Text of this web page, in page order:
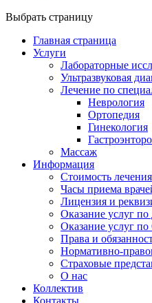
Выбрать страницу
Главная страница
Услуги
Лабораторные
Ультразвуковая
Лечение по
Неврология
Ортопедия
Гинекология
Массаж
Информация
Стоимость лечения
Часы приема
Лицензия и
Оказание услуг
Оказание услуг
Права и
Нормативно-
Страховые
О нас
Коллектив
Контакты